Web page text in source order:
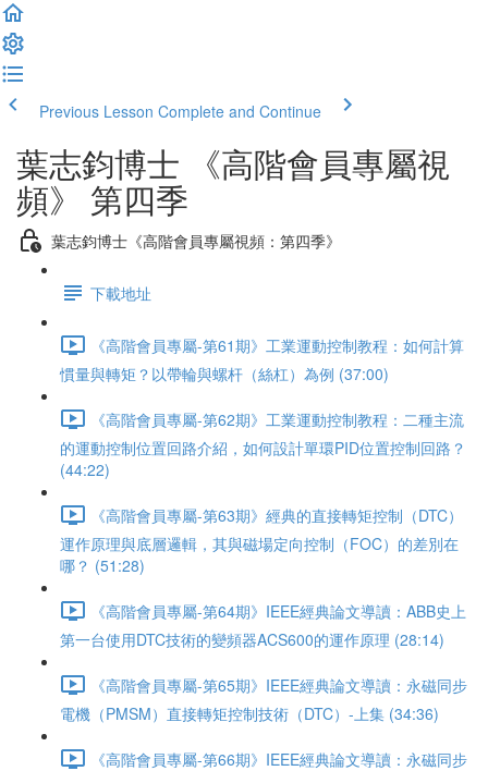
Previous Lesson Complete and Continue
葉志鈞博士 《高階會員專屬視
頻》 第四季
葉志鈞博士《高階會員專屬視頻：第四季》
下載地址
《高階會員專屬-第61期》工業運動控制教程：如何計算
慣量與轉矩？以帶輪與螺杆（絲杠）為例 (37:00)
《高階會員專屬-第62期》工業運動控制教程：二種主流
的運動控制位置回路介紹，如何設計單環PID位置控制回路？
(44:22)
《高階會員專屬-第63期》經典的直接轉矩控制（DTC）
運作原理與底層邏輯，其與磁場定向控制（FOC）的差別在
哪？ (51:28)
《高階會員專屬-第64期》IEEE經典論文導讀：ABB史上
第一台使用DTC技術的變頻器ACS600的運作原理 (28:14)
《高階會員專屬-第65期》IEEE經典論文導讀：永磁同步
電機（PMSM）直接轉矩控制技術（DTC）-上集 (34:36)
《高階會員專屬-第66期》IEEE經典論文導讀：永磁同步